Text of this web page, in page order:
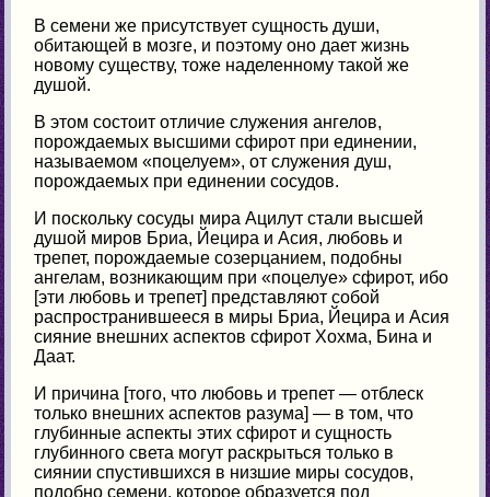
В семени же присутствует сущность души,
обитающей в мозге, и поэтому оно дает жизнь
новому существу, тоже наделенному такой же
душой.
В этом состоит отличие служения ангелов,
порождаемых высшими сфирот при единении,
называемом «поцелуем», от служения душ,
порождаемых при единении сосудов.
И поскольку сосуды мира Ацилут стали высшей
душой миров Бриа, Йецира и Асия, любовь и
трепет, порождаемые созерцанием, подобны
ангелам, возникающим при «поцелуе» сфирот, ибо
[эти любовь и трепет] представляют собой
распространившееся в миры Бриа, Йецира и Асия
сияние внешних аспектов сфирот Хохма, Бина и
Даат.
И причина [того, что любовь и трепет — отблеск
только внешних аспектов разума] — в том, что
глубинные аспекты этих сфирот и сущность
глубинного света могут раскрыться только в
сиянии спустившихся в низшие миры сосудов,
подобно семени, которое образуется под